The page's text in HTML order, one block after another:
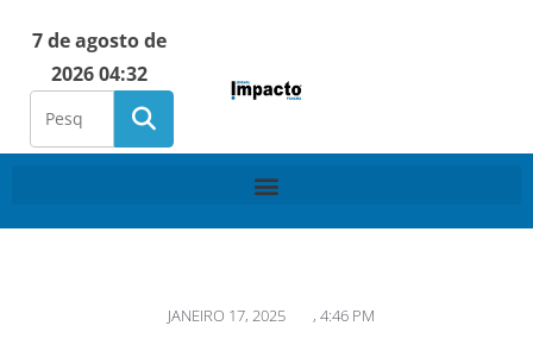
7 de agosto de
2026 04:32
JANEIRO 17, 2025 , 4:46 PM